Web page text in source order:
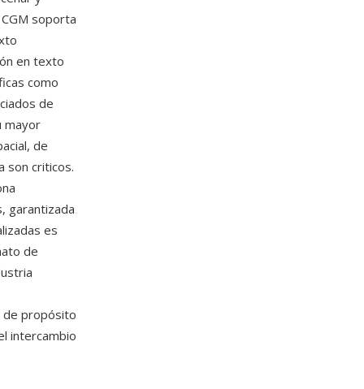
soporta
en texto
como
de
mayor
de
son criticos.
garantizada
es
de
de propósito
intercambio